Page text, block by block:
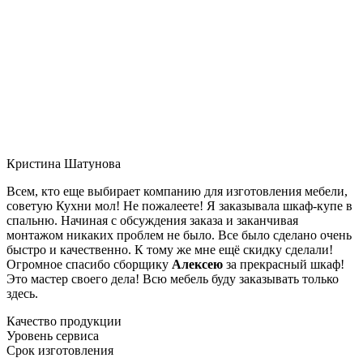
Кристина Шатунова
Всем, кто еще выбирает компанию для изготовления мебели,
советую Кухни мол! Не пожалеете! Я заказывала шкаф-купе в
спальню. Начиная с обсуждения заказа и заканчивая
монтажом никаких проблем не было. Все было сделано очень
быстро и качественно. К тому же мне ещё скидку сделали!
Огромное спасибо сборщику Алексею за прекрасный шкаф!
Это мастер своего дела! Всю мебель буду заказывать только
здесь.
Качество продукции
Уровень сервиса
Срок изготовления